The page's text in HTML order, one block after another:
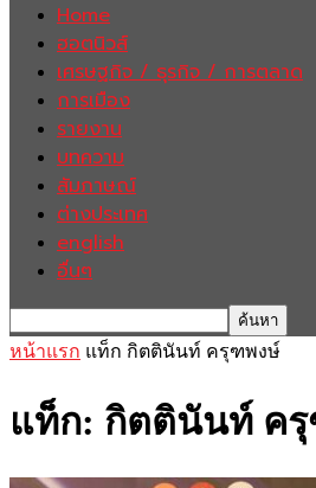
Home
ฮอตนิวส์
เศรษฐกิจ / ธุรกิจ / การตลาด
การเมือง
รายงาน
บทความ
สัมภาษณ์
ต่างประเทศ
english
อื่นๆ
หน้าแรก แท็ก กิตตินันท์ ครุฑพงษ์
แท็ก: กิตตินันท์ ค